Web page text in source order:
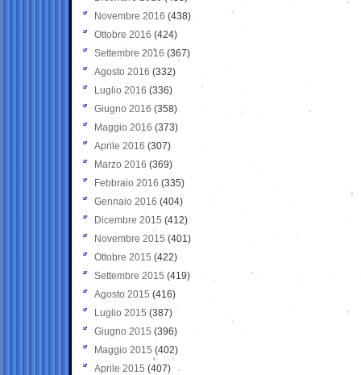
Novembre 2016 (438)
Ottobre 2016 (424)
Settembre 2016 (367)
Agosto 2016 (332)
Luglio 2016 (336)
Giugno 2016 (358)
Maggio 2016 (373)
Aprile 2016 (307)
Marzo 2016 (369)
Febbraio 2016 (335)
Gennaio 2016 (404)
Dicembre 2015 (412)
Novembre 2015 (401)
Ottobre 2015 (422)
Settembre 2015 (419)
Agosto 2015 (416)
Luglio 2015 (387)
Giugno 2015 (396)
Maggio 2015 (402)
Aprile 2015 (407)